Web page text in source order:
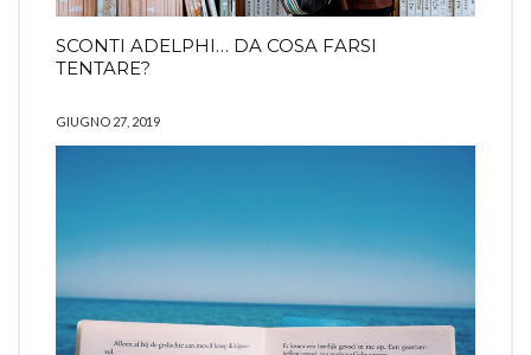
SCONTI ADELPHI… DA COSA FARSI
TENTARE?
GIUGNO 27, 2019